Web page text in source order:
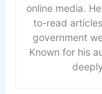
online media.
to-read
government
Known for his